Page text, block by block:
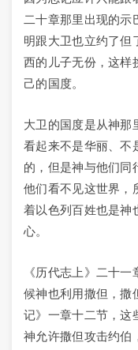
二十章那里出现的示
明跟大卫也立约了但
西的儿子无份，这样
己的国度。
大卫的国度是从神那
看起来不是华丽、不
的，但是神与他们同
他们看不见这世界，
着以色列百姓也是神
心。
《历代志上》二十
候神也利用撒但，撒
记》一章十二节，这
神允许撒但攻击约伯